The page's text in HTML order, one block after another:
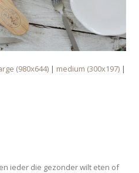
(980x644) | medium (300x197) |
ieder die gezonder wilt eten of